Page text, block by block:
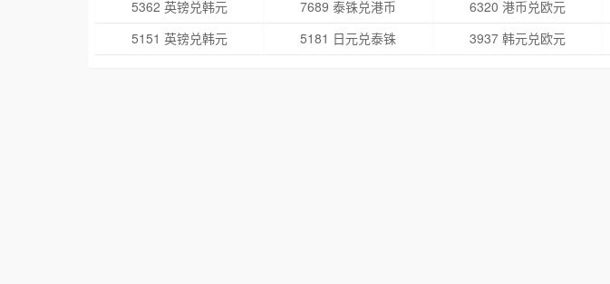
5362 英镑兑韩元
7689 泰铢兑港币 6320 港币兑欧元
5151 英镑兑韩元
5181 日元兑泰铢 3937 韩元兑欧元